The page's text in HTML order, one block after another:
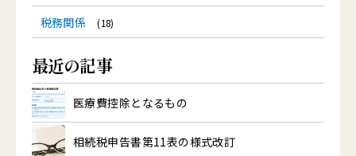
税務関係 (18)
最近の記事
医療費控除となるもの
相続税申告書第11表の様式改訂